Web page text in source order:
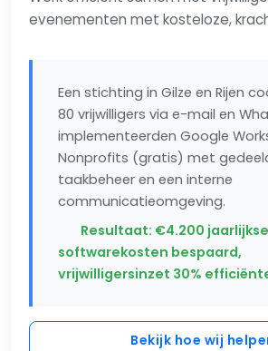
evenementen met kosteloze,
Een stichting in Gilze en Rijen
80 vrijwilligers via e-mail en
implementeerden Google
Nonprofits (gratis) met
taakbeheer en een interne
communicatieomgeving.
Resultaat: €4.200 jaarlijkse
softwarekosten bespaard,
vrijwilligersinzet 30%
Bekijk hoe wij